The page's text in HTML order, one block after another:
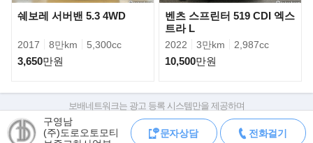
시세보다 매우낮은 가격으로 차량을 등록한후 계약금부터 요구하는
판매자를 각별히 주의하시기 바랍니다.
계약금을 송금해야 할 경우에는 차량등록증과 판매자의 신분을 먼
저 확인하시는 것이 좋습니다.
전화가 부재중일시 보배드림의 무료 문자서비스를 이용하여 판매자
와 가격상담 및 차량 상담을 하실수 있습
니다.(전화주시면 친절하고도 상세하게 설명드리도록 하겠습니다)
쉐보레 서버밴 5.3 4WD
2017 8만km 5,300cc
3,650만원
벤츠 스프린터 519 CDI 엑스
트라 L
2022 3만km 2,987cc
10,500만원
구영남
(주)도로오토모티
문자상담 전화걸기
보배네트워크는 광고 등록 시스템만을 제공하며
판매자가 직접 등록한 내용에 대한 모든 책임은 판매자에게 있습니다.
차량 구매 시 차량등록증, 성능점검기록부, 실제 차량 상태,